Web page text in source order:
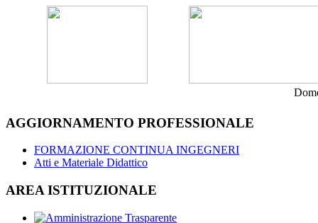
AGGIORNAMENTO PROFESSIONALE
FORMAZIONE CONTINUA INGEGNERI
Atti e Materiale Didattico
AREA ISTITUZIONALE